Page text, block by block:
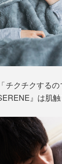
加わりました。
いっしょに使う
。
チクチクする
』は肌触